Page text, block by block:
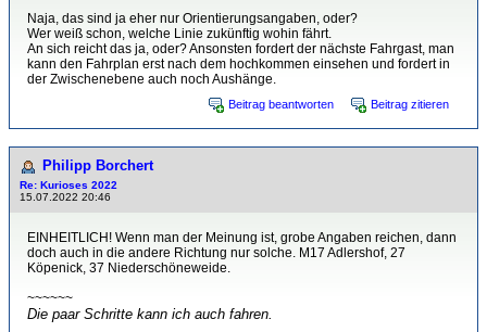
Naja, das sind ja eher nur Orientierungsangaben, oder?
Wer weiß schon, welche Linie zukünftig wohin fährt.
An sich reicht das ja, oder? Ansonsten fordert der nächste Fahrgast, man
kann den Fahrplan erst nach dem hochkommen einsehen und fordert in
der Zwischenebene auch noch Aushänge.
Beitrag beantworten Beitrag zitieren
Philipp Borchert
Re: Kurioses 2022
15.07.2022 20:46
EINHEITLICH! Wenn man der Meinung ist, grobe Angaben reichen, dann
doch auch in die andere Richtung nur solche. M17 Adlershof, 27
Köpenick, 37 Niederschöneweide.
~~~~~~
Die paar Schritte kann ich auch fahren.